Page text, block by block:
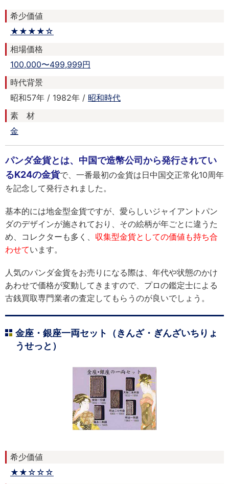
希少価値
★★★★☆
相場価格
100,000〜499,999円
時代背景
昭和57年 / 1982年 / 昭和時代
素 材
金
パンダ金貨とは、中国で造幣公司から発行されてい
るK24の金貨で、一番最初の金貨は日中国交正常化10周年
を記念して発行されました。
基本的には地金型金貨ですが、愛らしいジャイアントパン
ダのデザインが施されており、その絵柄が年ごとに違うた
め、コレクターも多く、 収集型金貨としての価値も持ち合
わせています。
人気のパンダ金貨をお売りになる際は、年代や状態のかけ
あわせで価格が変動してきますので、プロの鑑定士による
古銭買取専門業者の査定してもらうのが良いでしょう。
金座・銀座一両セット（きんざ・ぎんざいちりょ
うせっと）
希少価値
★★☆☆☆